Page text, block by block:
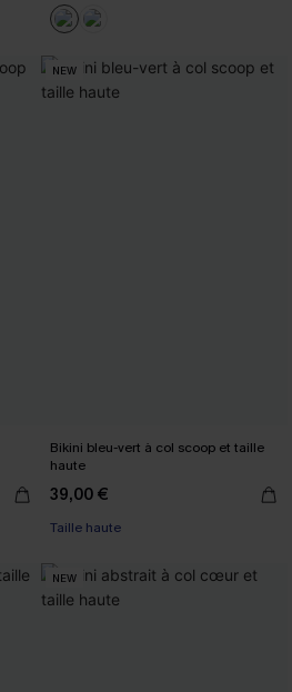
NEW
Bikini bleu-vert à col scoop et taille
haute
39,00 €
Taille haute
NEW